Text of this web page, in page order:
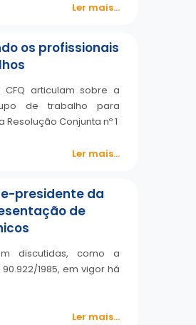
Ler mais...
os profissionais
articulam sobre a
de trabalho para
Conjunta nº 1
Ler mais...
presidente da
de
discutidas, como a
1985, em vigor há
Ler mais...